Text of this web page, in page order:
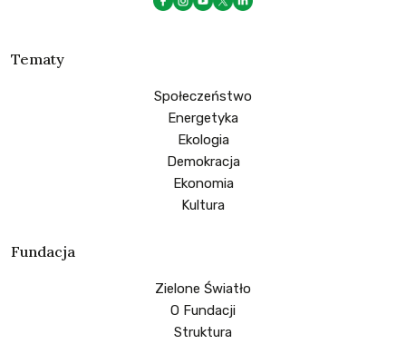
Tematy
Społeczeństwo
Energetyka
Ekologia
Demokracja
Ekonomia
Kultura
Fundacja
Zielone Światło
O Fundacji
Struktura